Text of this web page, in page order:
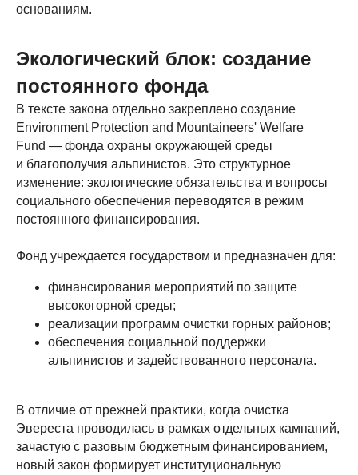
основаниям.
Экологический блок: создание
постоянного фонда
В тексте закона отдельно закреплено создание
Environment Protection and Mountaineers' Welfare
Fund — фонда охраны окружающей среды
и благополучия альпинистов. Это структурное
изменение: экологические обязательства и вопросы
социального обеспечения переводятся в режим
постоянного финансирования.
Фонд учреждается государством и предназначен для:
финансирования мероприятий по защите
высокогорной среды;
реализации программ очистки горных районов;
обеспечения социальной поддержки
альпинистов и задействованного персонала.
В отличие от прежней практики, когда очистка
Эвереста проводилась в рамках отдельных кампаний,
зачастую с разовым бюджетным финансированием,
новый закон формирует институциональную